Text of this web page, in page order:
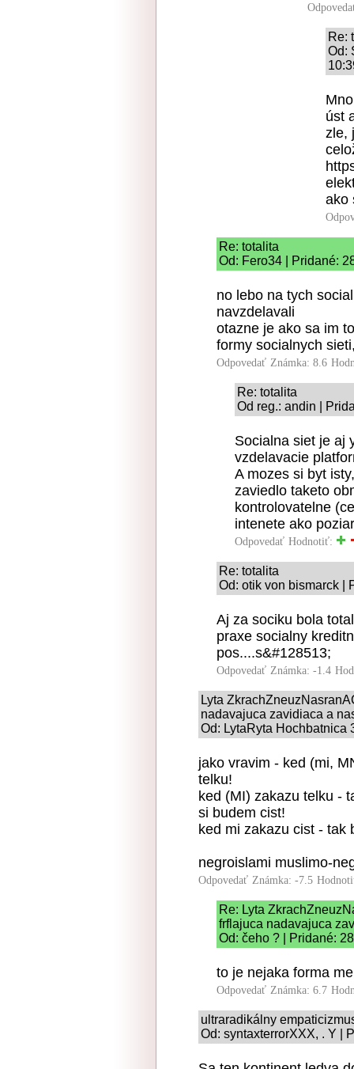
Re:
Od:
úst
zle,
ako
Re: totalita
Od: Fero34 | Pridané:
no lebo na tych
navzdelavali
otazne je ako sa im
formy socialnych
Odpovedať Známka: 8.6
Re: totalita
Od reg.: andin |
Socialna siet je aj
vzdelavacie
A mozes si byt
zaviedlo taketo
kontrolovatelne
intenete ako
Odpovedať Hodnotiť:
Re: totalita
Od: otik von bismarck |
Aj za sociku bola
praxe socialny
pos....s&#128513;
Odpovedať Známka: -1.4
Lyta
nadavajuca zavidiaca a
Od: LytaRyta Hochbatnica
jako vravim - ked (mi,
telku!
ked (MI) zakazu telku -
si budem cist!
ked mi zakazu cist - tak
negroislami muslimo-
Odpovedať Známka: -7.5
Re: Lyta
frflajuca nadavajuca
Od: čeho ? | Pridané:
to je nejaka forma
Odpovedať Známka: 6.7
ultraradikálny
Od: syntaxterrorXXX, . Y |